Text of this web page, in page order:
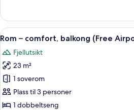
Airport
Transfer)
–
comfort,
balkong
Airport
Transfer)
Åpne
alle
bildene
av
Rom
–
comfort,
Safe
4
Rom – comfort, balkong (Free
Fjellutsikt
23 m²
1 soverom
Plass til 3 personer
1 dobbeltseng